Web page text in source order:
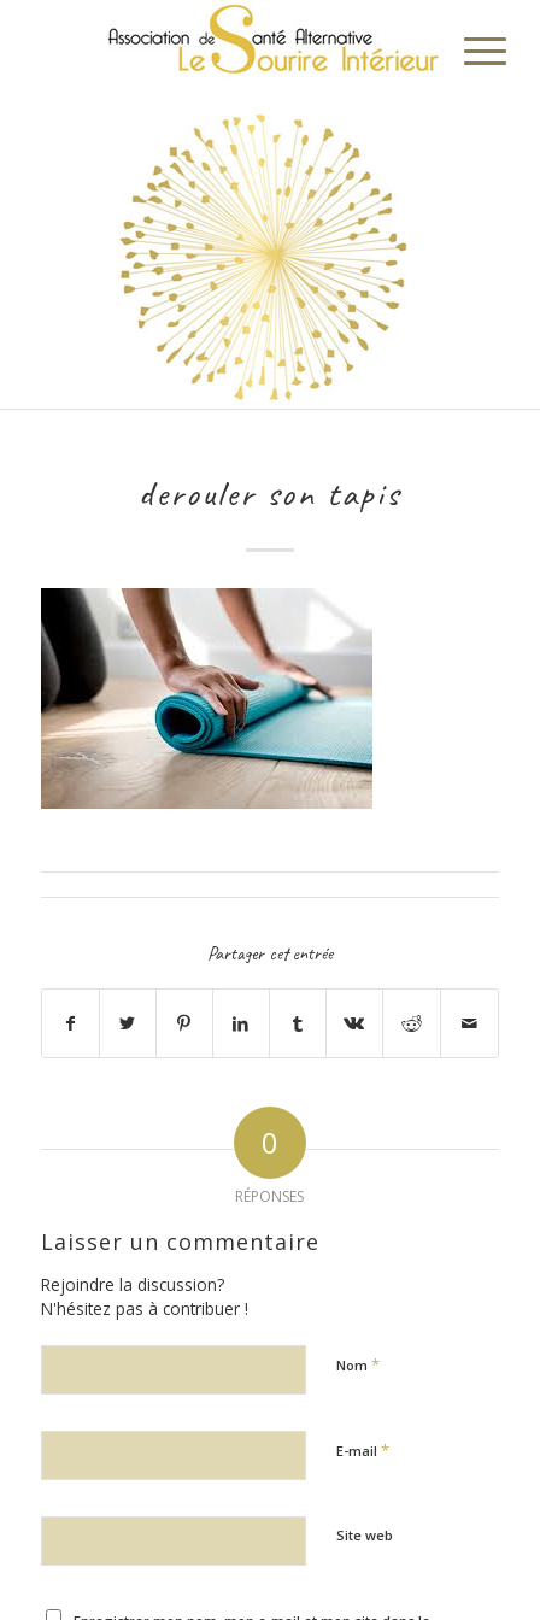
derouler son tapis
Partager cet entrée
0
RÉPONSES
Laisser un commentaire
Rejoindre la discussion?
N'hésitez pas à contribuer !
Nom *
E-mail *
Site web